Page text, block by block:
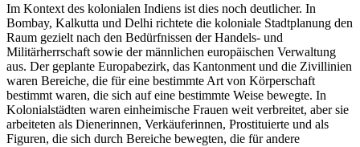
Im Kontext des kolonialen Indiens ist dies noch deutlicher. In
Bombay, Kalkutta und Delhi richtete die koloniale Stadtplanung den
Raum gezielt nach den Bedürfnissen der Handels- und
Militärherrschaft sowie der männlichen europäischen Verwaltung
aus. Der geplante Europabezirk, das Kantonment und die Zivillinien
waren Bereiche, die für eine bestimmte Art von Körperschaft
bestimmt waren, die sich auf eine bestimmte Weise bewegte. In
Kolonialstädten waren einheimische Frauen weit verbreitet, aber sie
arbeiteten als Dienerinnen, Verkäuferinnen, Prostituierte und als
Figuren, die sich durch Bereiche bewegten, die für andere